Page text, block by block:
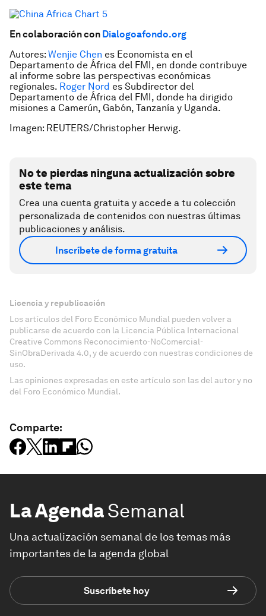
En colaboración con Dialogoafondo.org
Autores: Wenjie Chen es Economista en el
Departamento de África del FMI, en donde contribuye
al informe sobre las perspectivas económicas
regionales. Roger Nord es Subdirector del
Departamento de África del FMI, donde ha dirigido
misiones a Camerún, Gabón, Tanzanía y Uganda.
Imagen: REUTERS/Christopher Herwig.
No te pierdas ninguna actualización sobre
este tema
Crea una cuenta gratuita y accede a tu colección
personalizada de contenidos con nuestras últimas
publicaciones y análisis.
Inscríbete de forma gratuita
Licencia y republicación
Los artículos del Foro Económico Mundial pueden volver a
publicarse de acuerdo con la Licencia Pública Internacional
Creative Commons Reconocimiento-NoComercial-
SinObraDerivada 4.0, y de acuerdo con nuestras condiciones de
uso.
Las opiniones expresadas en este artículo son las del autor y no
del Foro Económico Mundial.
Comparte:
La AgendaSemanal
Una actualización semanal de los temas más
importantes de la agenda global
Suscríbete hoy